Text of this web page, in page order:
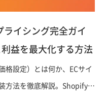
イシング完全ガイ
益を最大化する方法
格設定）とは何か、ECサイ
方法を徹底解説。Shopifyで